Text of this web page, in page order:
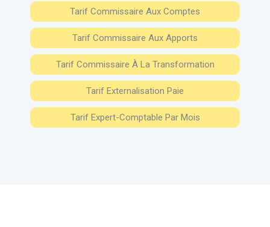
Tarif Commissaire Aux Comptes
Tarif Commissaire Aux Apports
Tarif Commissaire À La Transformation
Tarif Externalisation Paie
Tarif Expert-Comptable Par Mois